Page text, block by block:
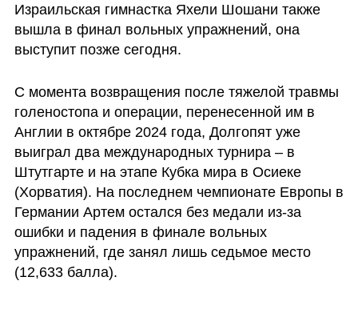
Израильская гимнастка Яхели Шошани также
вышла в финал вольных упражнений, она
выступит позже сегодня.
С момента возвращения после тяжелой травмы
голеностопа и операции, перенесенной им в
Англии в октябре 2024 года, Долгопят уже
выиграл два международных турнира – в
Штутгарте и на этапе Кубка мира в Осиеке
(Хорватия). На последнем чемпионате Европы в
Германии Артем остался без медали из-за
ошибки и падения в финале вольных
упражнений, где занял лишь седьмое место
(12,633 балла).